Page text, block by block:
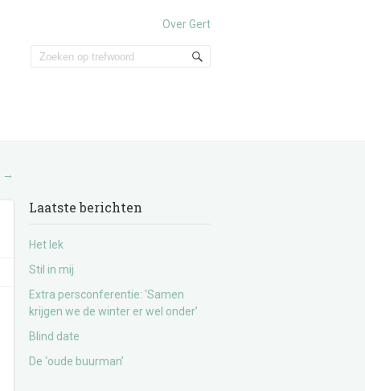
Over Gert
→
Laatste berichten
Het lek
Stil in mij
Extra persconferentie: ‘Samen
krijgen we de winter er wel onder’
Blind date
De ‘oude buurman’